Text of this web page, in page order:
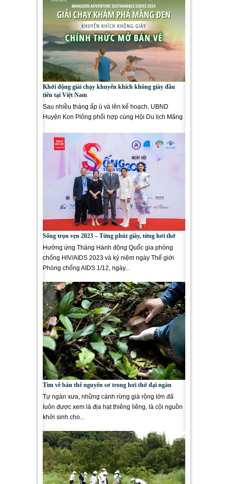
Khởi động giải chạy khuyến khích không giày đầu
tiên tại Việt Nam
Sau nhiều tháng ấp ủ và lên kế hoạch, UBND
Huyện Kon Plông phối hợp cùng Hội Du lịch Măng
Sống trọn vẹn 2023 – Từng phút giây, từng hơi thở
Hưởng ứng Tháng Hành động Quốc gia phòng
chống HIV/AIDS 2023 và kỷ niệm ngày Thế giới
Phòng chống AIDS 1/12, ngày...
Tìm về bản thể nguyên sơ trong hơi thở đại ngàn
Tự ngàn xưa, những cánh rừng già rộng lớn đã
luôn được xem là địa hạt thiêng liêng, là cội nguồn
khởi sinh cho...